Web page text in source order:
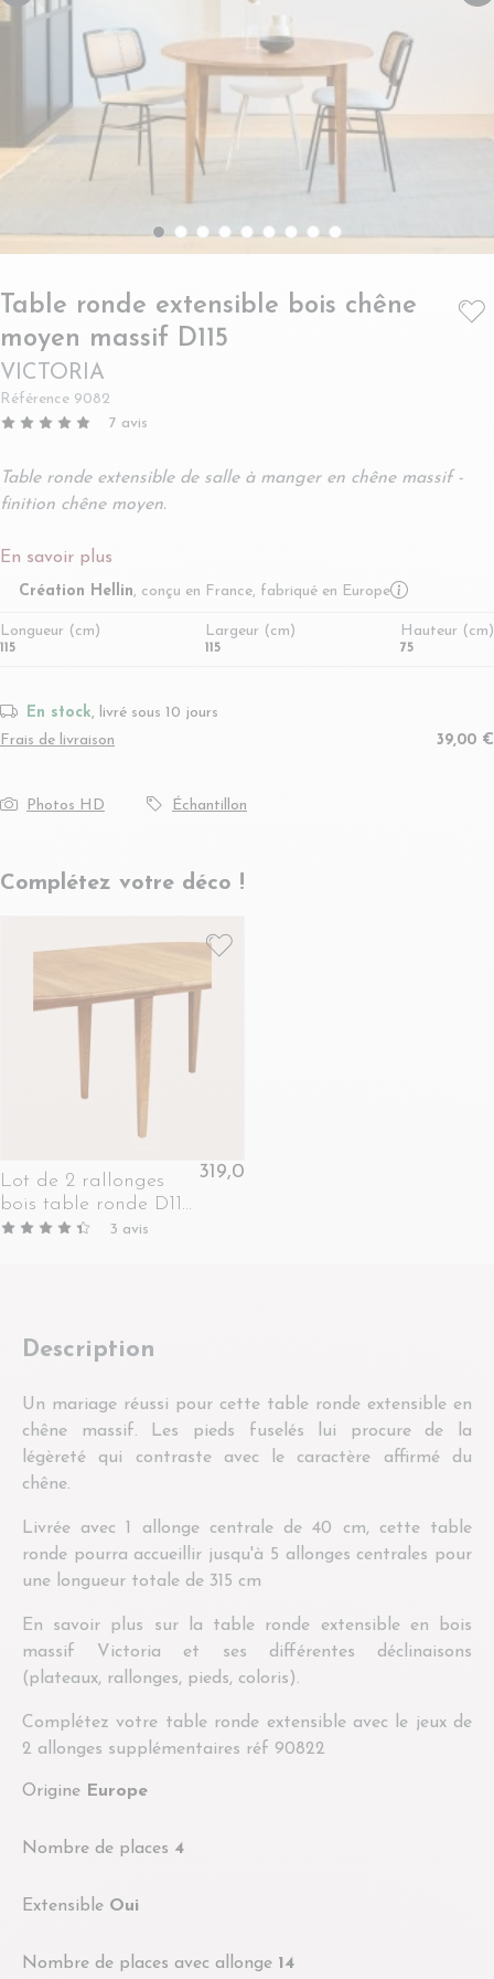
Table ronde extensible bois chêne
moyen massif D115
VICTORIA
Référence 9082
7 avis
Table ronde extensible de salle à manger en chêne massif -
finition chêne moyen.
En savoir plus
Création Hellin, conçu en France, fabriqué en Europe More
Longueur (cm)
115
Largeur (cm)
115
Hauteur (cm)
75
En stock, livré sous 10 jours
Frais de livraison
39,00 €
Photos HD Échantillon
Complétez votre déco !
Lot de 2 rallonges
bois table ronde D115
chêne moyen 9082 -
3 avis
319,00 €
Description
Un mariage réussi pour cette table ronde extensible en
chêne massif. Les pieds fuselés lui procure de la
légèreté qui contraste avec le caractère affirmé du
chêne.
Livrée avec 1 allonge centrale de 40 cm, cette table
ronde pourra accueillir jusqu'à 5 allonges centrales pour
une longueur totale de 315 cm
En savoir plus sur la table ronde extensible en bois
massif Victoria et ses différentes déclinaisons
(plateaux, rallonges, pieds, coloris).
Complétez votre table ronde extensible avec le jeux de
2 allonges supplémentaires réf 90822
Origine Europe
Nombre de places 4
Extensible Oui
Nombre de places avec allonge 14